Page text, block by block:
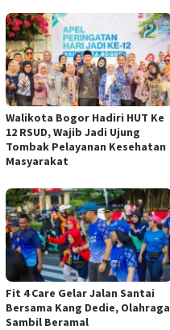
Walikota Bogor Hadiri HUT Ke
12 RSUD, Wajib Jadi Ujung
Tombak Pelayanan Kesehatan
Masyarakat
Fit 4 Care Gelar Jalan Santai
Bersama Kang Dedie, Olahraga
Sambil Beramal